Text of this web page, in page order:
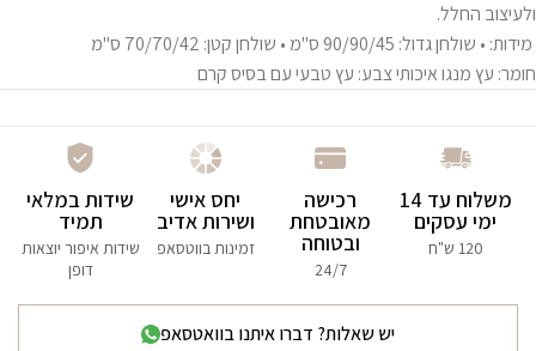
ולעיצוב החלל.
מידות: • שולחן גדול: 90/90/45 ס"מ • שולחן קטן: 70/70/42 ס"מ
חומר: עץ מנגו איכותי צבע: עץ טבעי עם בסיס קרם
משלוח עד 14
ימי עסקים
120 ש"ח
רכישה
מאובטחת
ובטוחה
24/7
יחס אישי
ושירות אדיב
זמינות בווטסאפ
שידות במלאי
תמיד
שידות איפור יוצאות
דופן
יש שאלות? דברו איתנו בוואטסאפ